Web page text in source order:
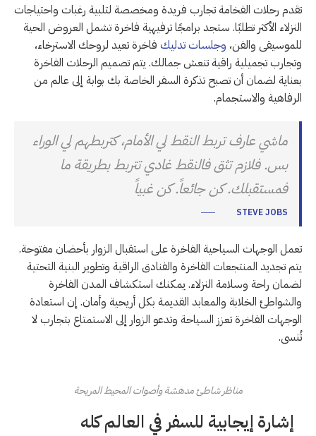
تقدم رحلات الفخامة تجارب فريدة ومخصصة لتلبية رغبات واحتياجات
النزلاء الأكثر تطلبًا. ستجد برامجًا ترفيهية فاخرة تشمل العروض الحية
للموسيقى والفن، وجلسات تدليك فاخرة تعيد لروحك الاسترخاء،
وتجارب تجميلية راقية تنعش جمالك. يتم تصميم الرحلات الفاخرة
بعناية لضمان أن تصبح تذكرة السفر الخاصة بك بوابة إلى عالم من
الرفاهية والاستجمام.
ماشي عارف تربط النقط لي الأمام، كتربطهم لي الوراء
بس. فلازم تثق فالنقط غادي تتربط بطريقة ما
فمستقبلك. كن جائعاً. كن غبياً
STEVE JOBS
تعمل الوجهات السياحية الفاخرة على استقبال الزوار بأحضان مفتوحة.
يتم تجديد المنتجعات الفاخرة والفنادق الراقية وتطوير البنية التحتية
لضمان راحة وسلامة النزلاء. يمكنك استكشاف المدن الفاخرة
والشواطئ الخلابة والمعابد القديمة بكل أريحية وأمان. إن استعادة
الوجهات الفاخرة تعزز السياحة وتدعو الزوار إلى الاستمتاع بتجارب لا
تُنسى.
مناظر شاطئ مدهشة وأصوات المحيط المريحة
إشارة إيجابية للسفر في العالم كله